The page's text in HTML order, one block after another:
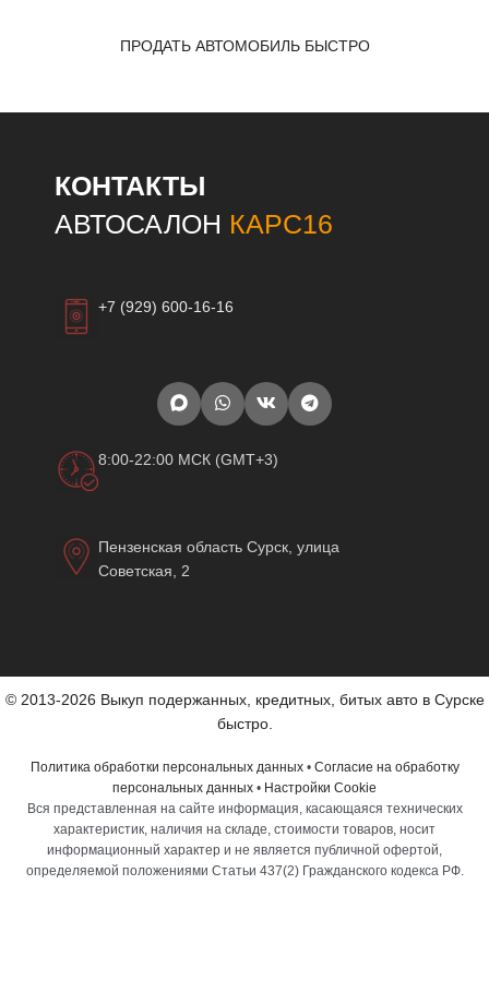
ПРОДАТЬ АВТОМОБИЛЬ БЫСТРО
КОНТАКТЫ
АВТОСАЛОН КАРС16
+7 (929) 600-16-16
8:00-22:00 МСК (GMT+3)
Пензенская область Сурск, улица
Советская, 2
© 2013-2026 Выкуп подержанных, кредитных, битых авто в Сурске
быстро.
Политика обработки персональных данных• Согласие на обработку
персональных данных • Настройки Cookie
Вся представленная на сайте информация, касающаяся технических
характеристик, наличия на складе, стоимости товаров, носит
информационный характер и не является публичной офертой,
определяемой положениями Статьи 437(2) Гражданского кодекса РФ.